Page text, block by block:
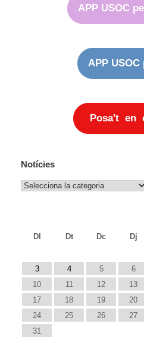
APP USOC
APP USOC
Posa't en
Notícies
Notícies
Dl
Dt Dc Dj
3
4 5 6
10
11 12 13
17
18 19 20
24
25 26 27
31